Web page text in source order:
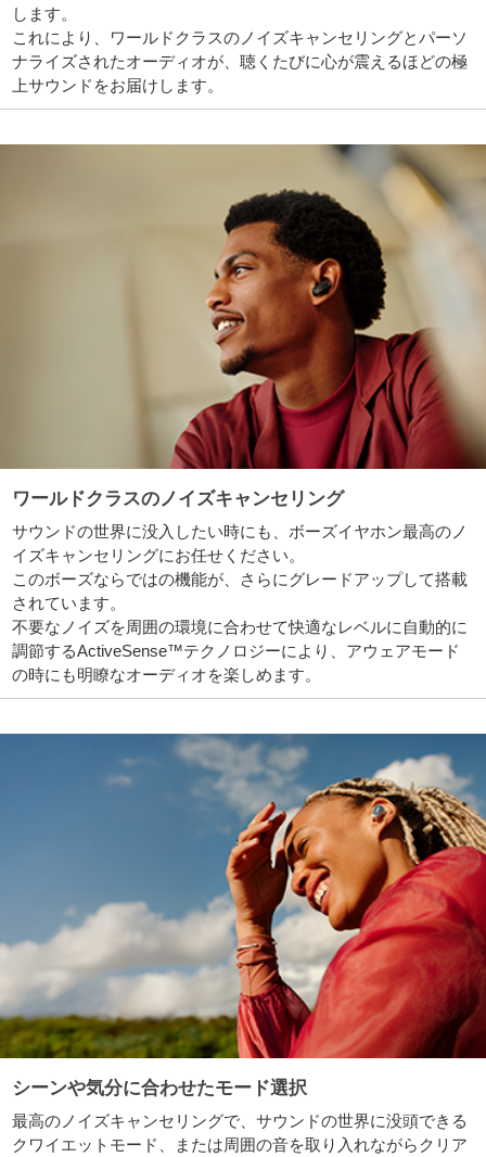
します。
これにより、ワールドクラスのノイズキャンセリングとパーソ
ナライズされたオーディオが、聴くたびに心が震えるほどの極
上サウンドをお届けします。
ワールドクラスのノイズキャンセリング
サウンドの世界に没入したい時にも、ボーズイヤホン最高のノ
イズキャンセリングにお任せください。
このボーズならではの機能が、さらにグレードアップして搭載
されています。
不要なノイズを周囲の環境に合わせて快適なレベルに自動的に
調節するActiveSense™テクノロジーにより、アウェアモード
の時にも明瞭なオーディオを楽しめます。
シーンや気分に合わせたモード選択
最高のノイズキャンセリングで、サウンドの世界に没頭できる
クワイエットモード、または周囲の音を取り入れながらクリア